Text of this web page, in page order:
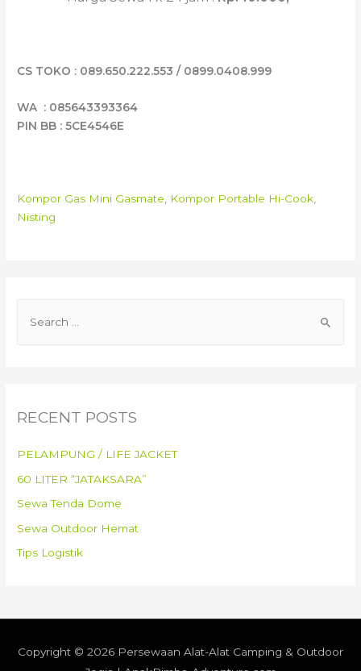
CS TOKO : 089.650.222.553 / 0899.0408.999
WA : 085643393364
PIN BB : 5CE4546E
Kompor Gas Mini Gasmate Kompor Portable Hi-Cook
Nisting
RECENT POSTS
PELAMPUNG / LIFE JACKET
60 LITER “JATAKSARA”
Sewa Tenda Dome
Sewa Outdoor Hemat
Tips Logistik
Copyright © 2026 Persewaan Alat-Alat Camping & Outdoor